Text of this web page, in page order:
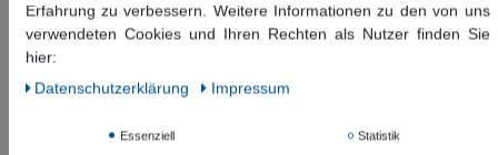
Versandfertig ca. 60-120 Tagen
In den Warenkorb
Erfahrung zu verbessern. Weitere Informationen zu den von uns
verwendeten Cookies und Ihren Rechten als Nutzer finden Sie
hier:
Daten­schutz­erklärung
Impressum
Essenziell Statistik